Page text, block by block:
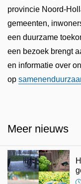
provincie Noord-
gemeenten,
een duurzame
een bezoek brengt
en informatie over
op
Meer nieuws